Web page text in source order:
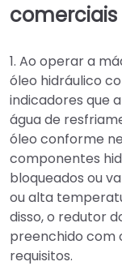
comerciais
1. Ao operar a
óleo hidráulico
indicadores que
água de
óleo conforme
componentes
bloqueados ou
ou alta
disso, o redutor
preenchido com
requisitos.